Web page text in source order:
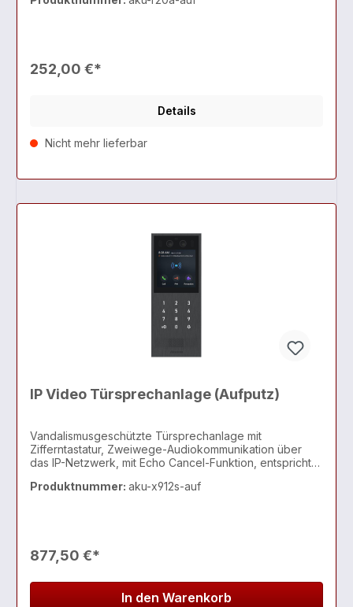
Cancel-Funktion, entspricht dem SIP-Standard zur einfa
252,00 €*
Details
Nicht mehr lieferbar
IP Video Türsprechanlage (Aufputz)
Vandalismusgeschützte Türsprechanlage mit
Zifferntastatur, Zweiwege-Audiokommunikation über
das IP-Netzwerk, mit Echo Cancel-Funktion, entspricht
Produktnummer: aku-x912s-auf
877,50 €*
In den Warenkorb